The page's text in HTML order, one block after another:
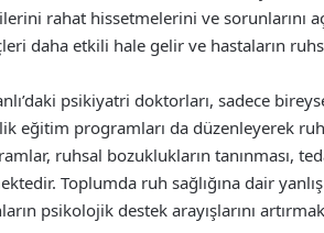
rahat hissetmelerini ve sorunlarını
daha etkili hale gelir ve hastaların
psikiyatri doktorları, sadece
eğitim programları da düzenleyerek
ruhsal bozuklukların tanınması,
Toplumda ruh sağlığına dair
psikolojik destek arayışlarını